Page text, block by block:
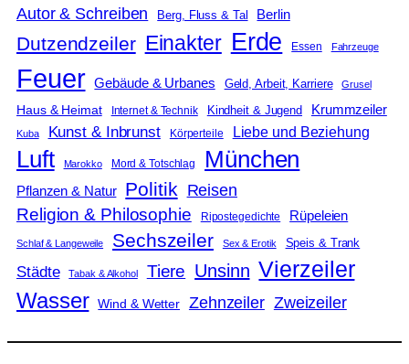
Autor & Schreiben Berg, Fluss & Tal Berlin
Dutzendzeiler Einakter Erde Essen Fahrzeuge
Feuer Gebäude & Urbanes Geld, Arbeit, Karriere Grusel
Haus & Heimat Internet & Technik Kindheit & Jugend Krummzeiler
Kuba Kunst & Inbrunst Körperteile Liebe und Beziehung
Luft Marokko Mord & Totschlag München
Pflanzen & Natur Politik Reisen
Religion & Philosophie Ripostegedichte Rüpeleien
Schlaf & Langeweile Sechszeiler Sex & Erotik Speis & Trank
Städte Tabak & Alkohol Tiere Unsinn Vierzeiler
Wasser Wind & Wetter Zehnzeiler Zweizeiler